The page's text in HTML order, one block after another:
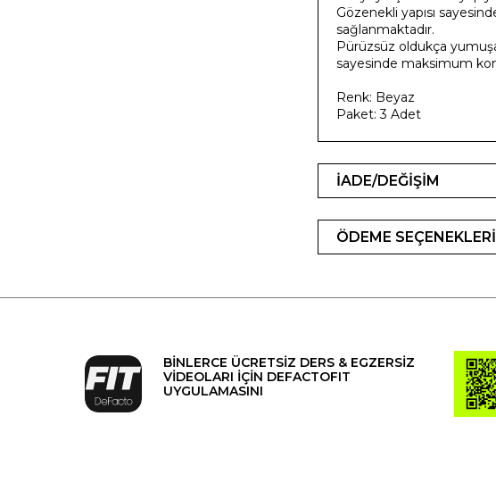
Gözenekli yapısı
sağlanmaktadır.
Pürüzsüz oldukça
sayesinde maksimum
Renk: Beyaz
Paket: 3 Adet
İADE/DEĞİŞİM
ÖDEME SEÇENEKLERİ
BİNLERCE ÜCRETSİZ DERS & EGZERSİZ
VİDEOLARI İÇİN DEFACTOFIT
UYGULAMASINI